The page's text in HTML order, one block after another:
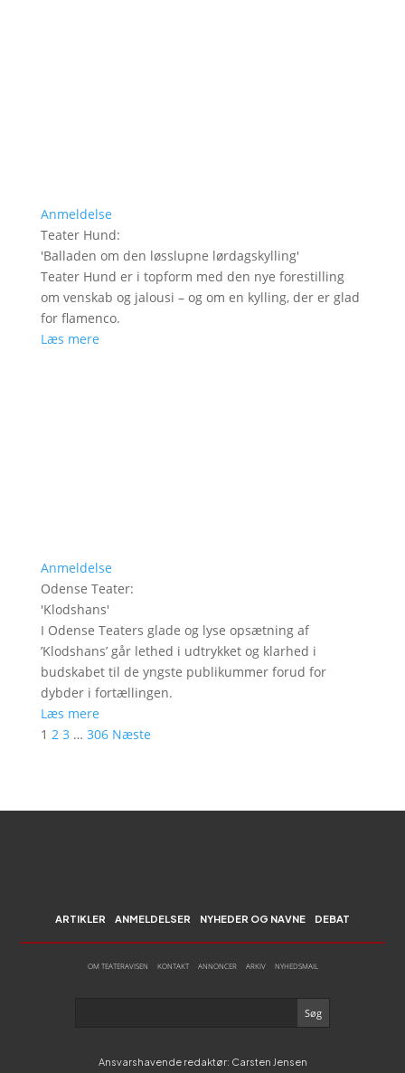
Anmeldelse
Teater Hund:
'Balladen om den løsslupne lørdagskylling'
Teater Hund er i topform med den nye forestilling
om venskab og jalousi – og om en kylling, der er glad
for flamenco.
Læs mere
Anmeldelse
Odense Teater:
'Klodshans'
I Odense Teaters glade og lyse opsætning af
’Klodshans’ går lethed i udtrykket og klarhed i
budskabet til de yngste publikummer forud for
dybder i fortællingen.
Læs mere
1 2 3 … 306 Næste
ARTIKLER ANMELDELSER NYHEDER OG NAVNE DEBAT
OM TEATERAVISEN KONTAKT ANNONCER ARKIV NYHEDSMAIL
Ansvarshavende redaktør: Carsten Jensen